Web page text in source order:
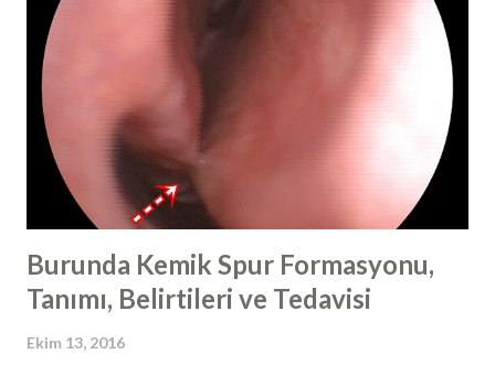
45), olası yüksek riskli tipler >> tip 26, 53, 66 ve düşük riskli
tipler tip >> 6, 11, 40, 42, 43, 44, 54). Genelde fark edilen
lezyonların çoğu iyi huyludur. Son yıllarda, bu virüsün sadece
cinsel ilişki yolu ile değil; direk mukozal temas yoluyla da
bulaşabildiğinin netlik kazanması...
Burunda Kemik Spur Formasyonu,
Tanımı, Belirtileri ve Tedavisi
Ekim 13, 2016